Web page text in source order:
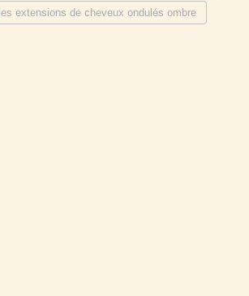
les extensions de cheveux ondulés ombre